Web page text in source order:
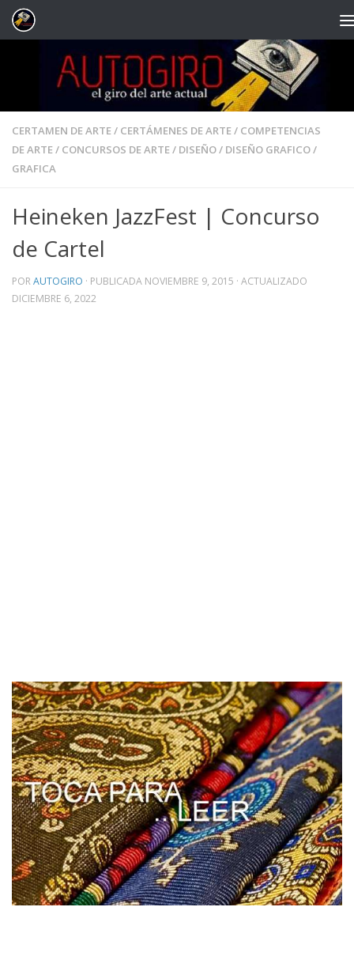
Saltar al contenido
CERTAMEN DE ARTE/ CERTÁMENES DE ARTE/ COMPETENCIAS
DE ARTE/ CONCURSOS DE ARTE/ DISEÑO/ DISEÑO GRAFICO/
GRAFICA
Heineken JazzFest | Concurso
de Cartel
PORAUTOGIRO · PUBLICADA NOVIEMBRE 9, 2015 · ACTUALIZADO
DICIEMBRE 6, 2022